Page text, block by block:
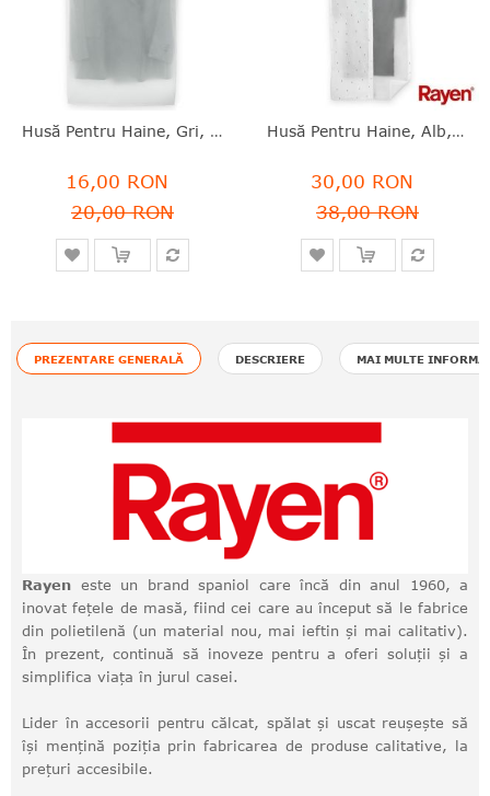
Husă Pentru Haine, Gri, PEVA, 100x60 Cm, Rayen - 8412955020309
16,00 RON
20,00 RON
Husă Pentru Haine, Alb, PVA, 150x60 Cm, Rayen - 8412955300036
30,00 RON
38,00 RON
PREZENTARE GENERALĂ DESCRIERE MAI MULTE
Rayen este un brand spaniol care încă din anul 1960, a
inovat fețele de masă, fiind cei care au început să le fabrice
din polietilenă (un material nou, mai ieftin și mai calitativ).
În prezent, continuă să inoveze pentru a oferi soluții și a
simplifica viața în jurul casei.
Lider în accesorii pentru călcat, spălat și uscat reușește să
își mențină poziția prin fabricarea de produse calitative, la
prețuri accesibile.